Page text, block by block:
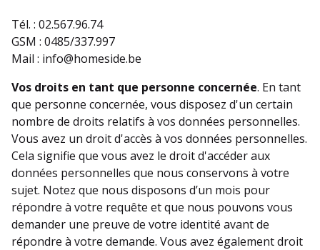
Tél. : 02.567.96.74
GSM : 0485/337.997
Mail : info@homeside.be
Vos droits en tant que personne concernée. En tant
que personne concernée, vous disposez d'un certain
nombre de droits relatifs à vos données personnelles.
Vous avez un droit d'accès à vos données personnelles.
Cela signifie que vous avez le droit d'accéder aux
données personnelles que nous conservons à votre
sujet. Notez que nous disposons d’un mois pour
répondre à votre requête et que nous pouvons vous
demander une preuve de votre identité avant de
répondre à votre demande. Vous avez également droit